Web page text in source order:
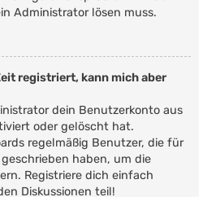
Administrator lösen muss.
registriert, kann mich aber
dein Benutzerkonto aus
oder gelöscht hat.
regelmäßig Benutzer, die für
haben, um die
Registriere dich einfach
Diskussionen teil!